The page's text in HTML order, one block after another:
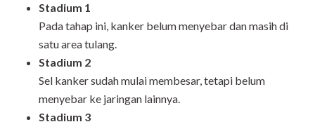
Stadium 1
Pada tahap ini, kanker belum menyebar dan masih di
satu area tulang.
Stadium 2
Sel kanker sudah mulai membesar, tetapi belum
menyebar ke jaringan lainnya.
Stadium 3